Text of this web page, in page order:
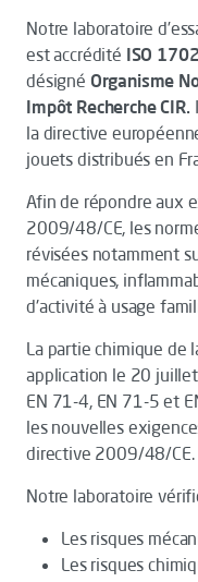
Notre laboratoire
est accrédité ISO
désigné Organisme
Impôt Recherche CIR.
la directive
jouets distribués en
Afin de répondre aux
2009/48/CE, les
révisées notamment
mécaniques,
d'activité à usage
La partie chimique de
application le 20
EN 71-4, EN 71-5 et
les nouvelles
directive 2009/48/CE.
Notre laboratoire
Les risques
Les risques